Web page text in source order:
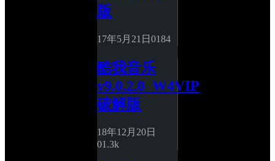
版
17年5月21日 0184
酷我音乐
v9.0.2.0_W4VIP
破解版
18年12月20日
01.3k